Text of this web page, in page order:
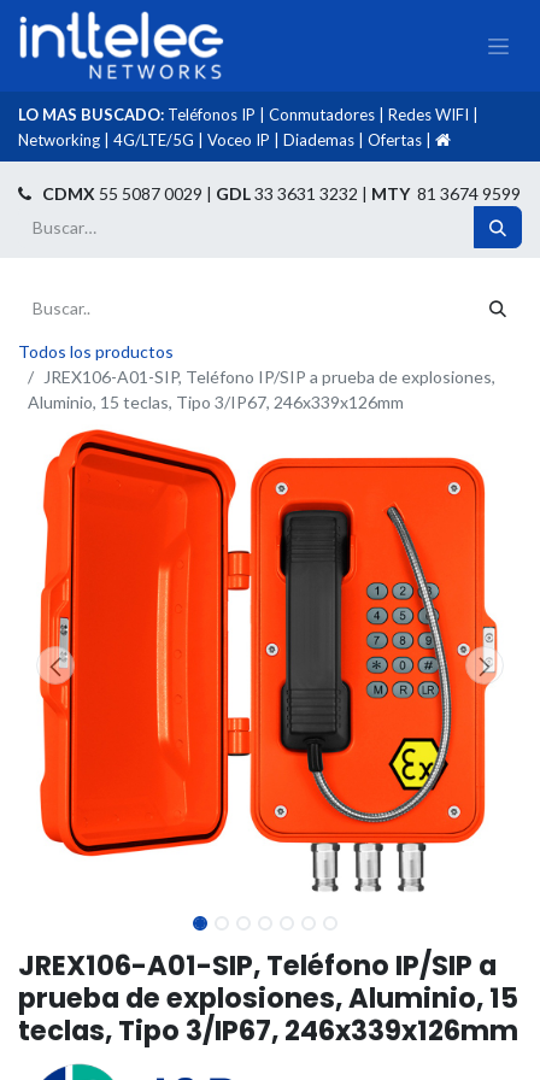
LO MAS BUSCADO: Teléfonos IP Conmutadores Redes WIFI
Networking
4G/LTE/5G Voceo IP Diademas Ofertas
CDMX 55 5087 0029 | GDL33 3631 3232 | MTY81 3674 9599
Todos los productos
JREX106-A01-SIP, Teléfono IP/SIP a prueba de explosiones,
Aluminio, 15 teclas, Tipo 3/IP67, 246x339x126mm
JREX106-A01-SIP, Teléfono IP/SIP a
prueba de explosiones, Aluminio, 15
teclas, Tipo 3/IP67, 246x339x126mm